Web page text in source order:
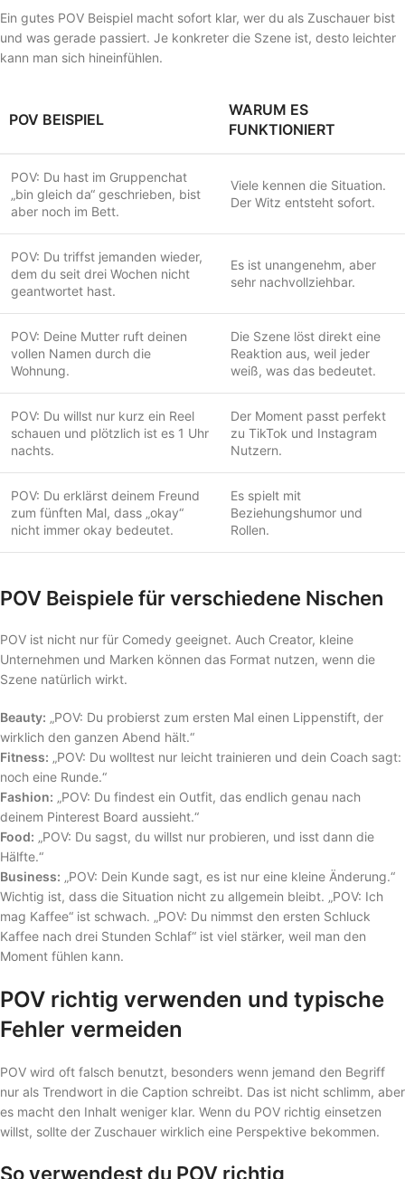
Ein gutes POV Beispiel macht sofort klar, wer du als Zuschauer bist
und was gerade passiert. Je konkreter die Szene ist, desto leichter
kann man sich hineinfühlen.
POV BEISPIEL
WARUM ES
FUNKTIONIERT
POV: Du hast im Gruppenchat
„bin gleich da“ geschrieben, bist
aber noch im Bett.
Viele kennen die Situation.
Der Witz entsteht sofort.
POV: Du triffst jemanden wieder,
dem du seit drei Wochen nicht
geantwortet hast.
Es ist unangenehm, aber
sehr nachvollziehbar.
POV: Deine Mutter ruft deinen
vollen Namen durch die
Wohnung.
Die Szene löst direkt eine
Reaktion aus, weil jeder
weiß, was das bedeutet.
POV: Du willst nur kurz ein Reel
schauen und plötzlich ist es 1 Uhr
nachts.
Der Moment passt perfekt
zu TikTok und Instagram
Nutzern.
POV: Du erklärst deinem Freund
zum fünften Mal, dass „okay“
nicht immer okay bedeutet.
Es spielt mit
Beziehungshumor und
Rollen.
POV Beispiele für verschiedene Nischen
POV ist nicht nur für Comedy geeignet. Auch Creator, kleine
Unternehmen und Marken können das Format nutzen, wenn die
Szene natürlich wirkt.
Beauty: „POV: Du probierst zum ersten Mal einen Lippenstift, der
wirklich den ganzen Abend hält.“
Fitness: „POV: Du wolltest nur leicht trainieren und dein Coach sagt:
noch eine Runde.“
Fashion: „POV: Du findest ein Outfit, das endlich genau nach
deinem Pinterest Board aussieht.“
Food: „POV: Du sagst, du willst nur probieren, und isst dann die
Hälfte.“
Business: „POV: Dein Kunde sagt, es ist nur eine kleine Änderung.“
Wichtig ist, dass die Situation nicht zu allgemein bleibt. „POV: Ich
mag Kaffee“ ist schwach. „POV: Du nimmst den ersten Schluck
Kaffee nach drei Stunden Schlaf“ ist viel stärker, weil man den
Moment fühlen kann.
POV richtig verwenden und typische
Fehler vermeiden
POV wird oft falsch benutzt, besonders wenn jemand den Begriff
nur als Trendwort in die Caption schreibt. Das ist nicht schlimm, aber
es macht den Inhalt weniger klar. Wenn du POV richtig einsetzen
willst, sollte der Zuschauer wirklich eine Perspektive bekommen.
So verwendest du POV richtig